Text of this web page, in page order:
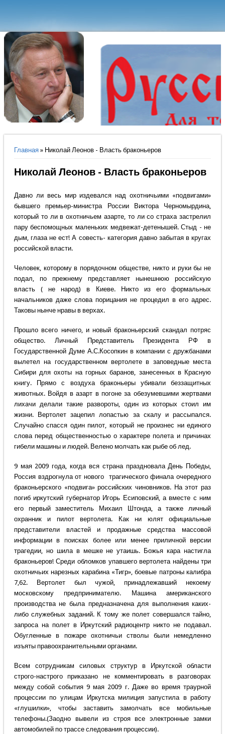
Вы здесь
Главная» Николай Леонов - Власть браконьеров
Николай Леонов - Власть браконьеров
Давно ли весь мир издевался над охотничьими «подвигами»
бывшего премьер-министра России Виктора Черномырдина,
который то ли в охотничьем азарте, то ли со страха застрелил
пару беспомощных маленьких медвежат-детенышей. Стыд - не
дым, глаза не ест! А совесть- категория давно забытая в кругах
российской власти.
Человек, которому в порядочном обществе, никто и руки бы не
подал, по прежнему представляет нынешнюю российскую
власть ( не народ) в Киеве. Никто из его формальных
начальников даже слова порицания не процедил в его адрес.
Таковы нынче нравы в верхах.
Прошло всего ничего, и новый браконьерский скандал потряс
общество. Личный Представитель Президента РФ в
Государственной Думе А.С.Косопкин в компании с дружбанами
вылетел на государственном вертолете в заповедные места
Сибири для охоты на горных баранов, занесенных в Красную
книгу. Прямо с воздуха браконьеры убивали беззащитных
животных. Войдя в азарт в погоне за обезумевшими жертвами
лихачи делали такие развороты, один из которых стоил им
жизни. Вертолет зацепил лопастью за скалу и рассыпался.
Случайно спасся один пилот, который не произнес ни единого
слова перед общественностью о характере полета и причинах
гибели машины и людей. Велено молчать как рыбе об лед.
9 мая 2009 года, когда вся страна праздновала День Победы,
Россия вздрогнула от нового трагического финала очередного
браконьерского «подвига» российских чиновников. На этот раз
погиб иркутский губернатор Игорь Есиповский, а вместе с ним
его первый заместитель Михаил Штонда, а также личный
охранник и пилот вертолета. Как ни юлят официальные
представители властей и продажные средства массовой
информации в поисках более или менее приличной версии
трагедии, но шила в мешке не утаишь. Божья кара настигла
браконьеров! Среди обломков упавшего вертолета найдены три
охотничьих нарезных карабина «Тигр», боевые патроны калибра
7,62. Вертолет был чужой, принадлежавший некоему
московскому предпринимателю. Машина американского
производства не была предназначена для выполнения каких-
либо служебных заданий. К тому же полет совершался тайно,
запроса на полет в Иркутский радиоцентр никто не подавал.
Обугленные в пожаре охотничьи стволы были немедленно
изъяты правоохранительными органами.
Всем сотрудникам силовых структур в Иркутской области
строго-настрого приказано не комментировать в разговорах
между собой события 9 мая 2009 г. Даже во время траурной
процессии по улицам Иркутска милиция запустила в работу
«глушилки», чтобы заставить замолчать все мобильные
телефоны.(Заодно вывели из строя все электронные замки
автомобилей по трассе следования процессии).